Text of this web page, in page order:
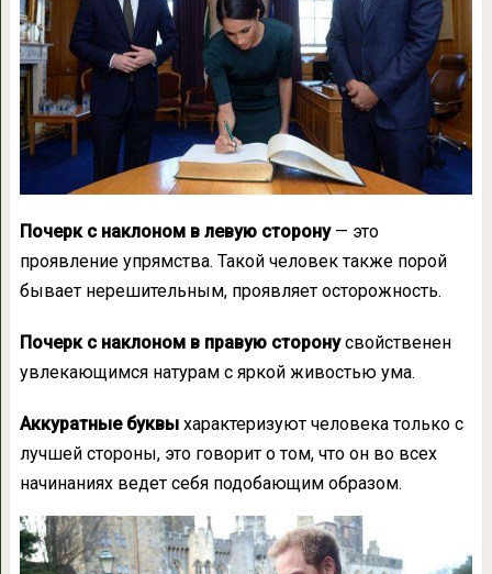
Почерк с наклоном в левую сторону— это
проявление упрямства. Такой человек также порой
бывает нерешительным, проявляет осторожность.
Почерк с наклоном в правую сторонусвойственен
увлекающимся натурам с яркой живостью ума.
Аккуратные буквыхарактеризуют человека только с
лучшей стороны, это говорит о том, что он во всех
начинаниях ведет себя подобающим образом.